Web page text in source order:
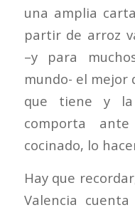
una amplia
partir de arroz
–y para
mundo- el mejor
que tiene y
comporta
cocinado, lo
Hay que
Valencia